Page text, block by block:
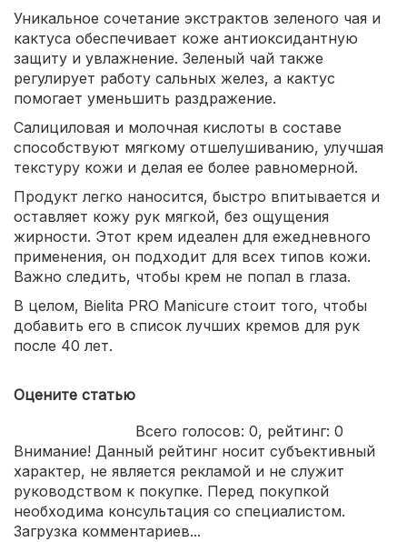
Уникальное сочетание экстрактов зеленого чая и
кактуса обеспечивает коже антиоксидантную
защиту и увлажнение. Зеленый чай также
регулирует работу сальных желез, а кактус
помогает уменьшить раздражение.
Салициловая и молочная кислоты в составе
способствуют мягкому отшелушиванию, улучшая
текстуру кожи и делая ее более равномерной.
Продукт легко наносится, быстро впитывается и
оставляет кожу рук мягкой, без ощущения
жирности. Этот крем идеален для ежедневного
применения, он подходит для всех типов кожи.
Важно следить, чтобы крем не попал в глаза.
В целом, Bielita PRO Manicure стоит того, чтобы
добавить его в список лучших кремов для рук
после 40 лет.
Оцените статью
Всего голосов: 0, рейтинг: 0
Внимание! Данный рейтинг носит субъективный
характер, не является рекламой и не служит
руководством к покупке. Перед покупкой
необходима консультация со специалистом.
Загрузка комментариев...